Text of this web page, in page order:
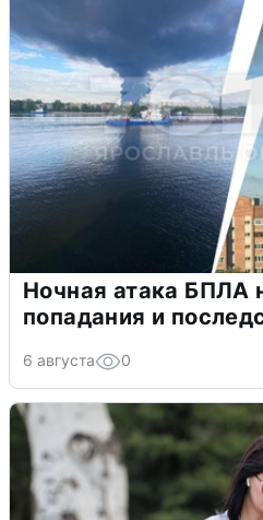
Ночная атака БПЛА
попадания и
6 августа 0